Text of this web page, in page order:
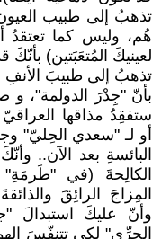
تذهبُ إلى طبيب
هُم، وليس كما
لعينيكَ المُتعَبَتين)
تذهبُ إلى طبيبَ الأنفِ
بأنّ "جِدْرَ الدولمة"، و
ستفقِدُ مذاقها
أو لـ "سعدي الحِليّ"
البائسةِ بعد الآن..
الكالِحةَ (في
المِزاجَ الرائِقَ
وأنّ عليكَ استبدالَ
الجِرِّي" لكي تتنفّسَ